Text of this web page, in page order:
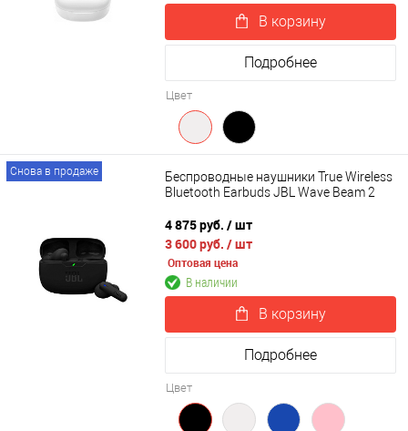
В корзину
Подробнее
Цвет
Снова в продаже
Беспроводные наушники True Wireless
Bluetooth Earbuds JBL Wave Beam 2
4 875 руб. / шт
3 600 руб. / шт
Оптовая цена
В наличии
В корзину
Подробнее
Цвет